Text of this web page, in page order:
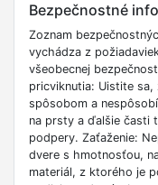
Bezpečnostné
Zoznam
vychádza z
všeobecnej
pricviknutia: Uistite sa,
spôsobom a
na prsty a ďalšie časti
podpery. Zaťaženie:
dvere s hmotnosťou,
materiál, z ktorého je